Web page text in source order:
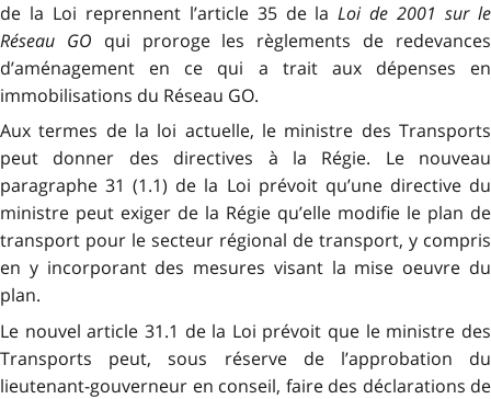
de la Loi reprennent l’article 35 de laLoi de 2001 sur le
Réseau GO qui proroge les règlements de redevances
d’aménagement en ce qui a trait aux dépenses en
immobilisations du Réseau GO.
Aux termes de la loi actuelle, le ministre des Transports
peut donner des directives à la Régie. Le nouveau
paragraphe 31 (1.1) de la Loi prévoit qu’une directive du
ministre peut exiger de la Régie qu’elle modifie le plan de
transport pour le secteur régional de transport, y compris
en y incorporant des mesures visant la mise oeuvre du
plan.
Le nouvel article 31.1 de la Loi prévoit que le ministre des
Transports peut, sous réserve de l’approbation du
lieutenant-gouverneur en conseil, faire des déclarations de